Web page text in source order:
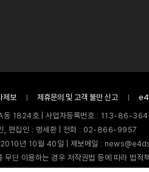
제보 제휴문의 및 고객 불만 신고
동 1824호 | 사업자등록번호 : 113-86-
, 편집인 : 명세환 | 전화 : 02-866-9957
2010년 10월 40일 | 제보메일 :
단 이용하는 경우 저작권법 등에 따라 법적